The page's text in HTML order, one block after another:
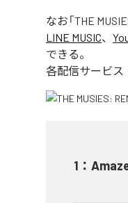
なお「THE
LINE MUSIC、
できる。
各配信サービス
1 ：